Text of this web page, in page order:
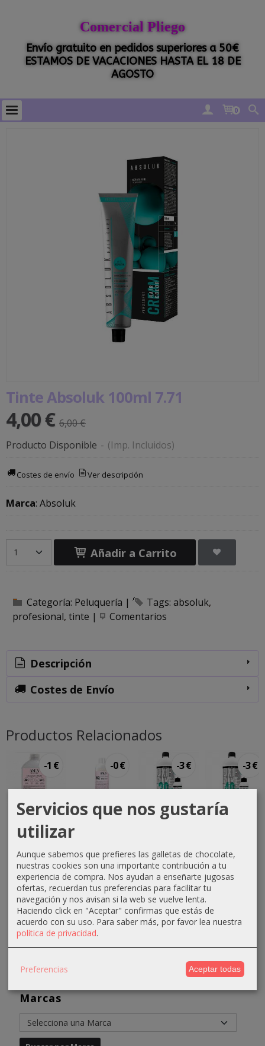
Comercial Pliego
Envío gratuito en pedidos superiores a 50€
ESTAMOS DE VACACIONES HASTA EL 18 DE
AGOSTO
0
Marcas
Tinte Absoluk 100ml 7.71
4,00 € 6,00 €
Producto Disponible - (Imp. Incluidos)
Costes de envío Ver descripción
Marca: Absoluk
Añadir a Carrito
Categoría: Peluquería | Tags: absoluk
profesional tinte | Comentarios
Descripción
Costes de Envío
Productos Relacionados
-1 €
Crema
oxigenada
1000ml
20...
2,90 €
3,90 €
-0 €
Crema
75ml 40...
0,70 €
1,10 €
-3 €
Crema
1000ml
20...
3,50 €
6,50 €
-3 €
Absoluk
Servicios que nos gustaría
utilizar
Aunque sabemos que prefieres las galletas de chocolate,
nuestras cookies son una importante contribución a tu
experiencia de compra. Nos ayudan a enseñarte jugosas
ofertas, recuerdan tus preferencias para facilitar tu
navegación y nos avisan si la web se vuelve lenta.
Haciendo click en "Aceptar" confirmas que estás de
acuerdo con su uso. Para saber más, por favor lea nuestra
política de privacidad.
Preferencias Aceptar todas